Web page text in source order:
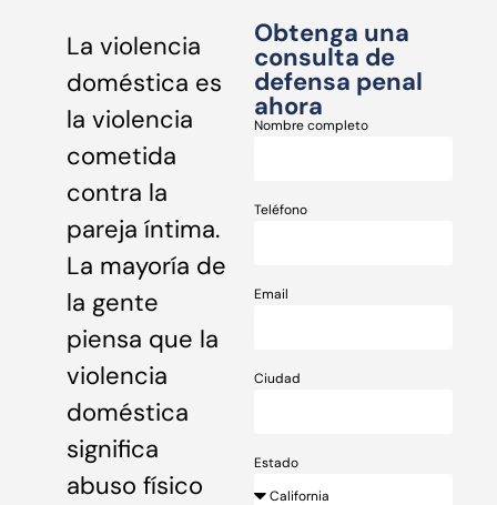
La violencia
doméstica es
la violencia
cometida
contra la
pareja íntima.
La mayoría de
la gente
piensa que la
violencia
doméstica
significa
abuso físico
Obtenga una
consulta de
defensa penal
ahora
Nombre completo
Teléfono
Email
Ciudad
Estado